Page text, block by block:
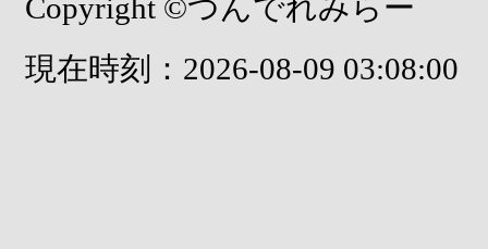
Copyright ©つんでれみらー
現在時刻：2026-08-09 03:08:00